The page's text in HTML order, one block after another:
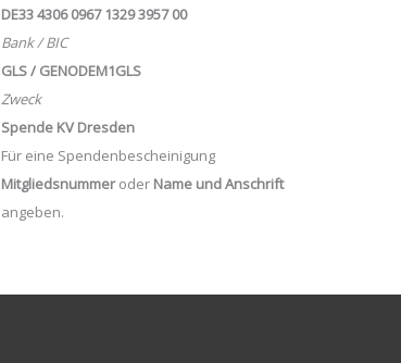
DE33 4306 0967 1329 3957 00
Bank / BIC
GLS / GENODEM1GLS
Zweck
Spende KV Dresden
Für eine Spendenbescheinigung
Mitgliedsnummeroder Name und Anschrift
angeben.